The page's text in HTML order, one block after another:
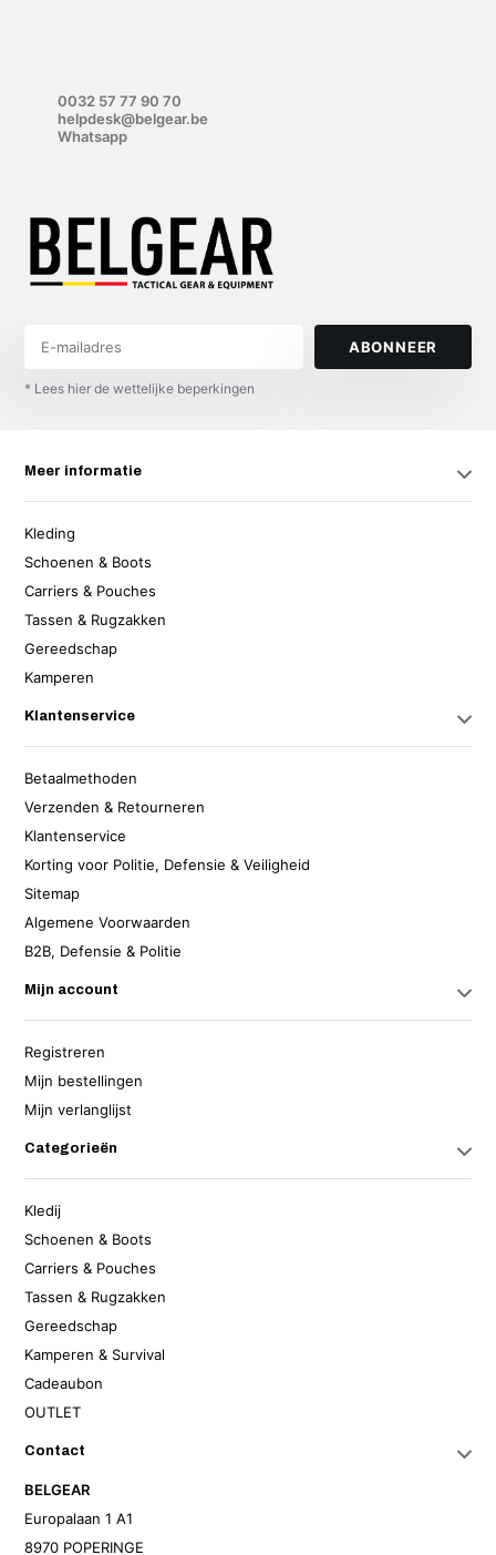
0032 57 77 90 70
helpdesk@belgear.be
Whatsapp
ABONNEER
* Lees hier de wettelijke beperkingen
Meer informatie
Kleding
Schoenen & Boots
Carriers & Pouches
Tassen & Rugzakken
Gereedschap
Kamperen
Klantenservice
Betaalmethoden
Verzenden & Retourneren
Klantenservice
Korting voor Politie, Defensie & Veiligheid
Sitemap
Algemene Voorwaarden
B2B, Defensie & Politie
Mijn account
Registreren
Mijn bestellingen
Mijn verlanglijst
Categorieën
Kledij
Schoenen & Boots
Carriers & Pouches
Tassen & Rugzakken
Gereedschap
Kamperen & Survival
Cadeaubon
OUTLET
Contact
BELGEAR
Europalaan 1 A1
8970 POPERINGE